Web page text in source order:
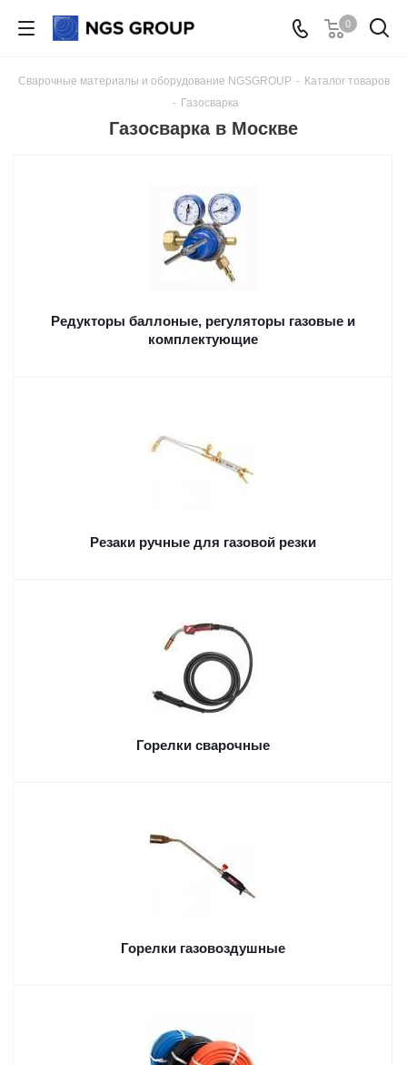
0
Сварочные материалы и оборудование NGSGROUP - Каталог товаров
- Газосварка
Газосварка в Москве
Редукторы баллоные, регуляторы газовые и
комплектующие
Резаки ручные для газовой резки
Горелки сварочные
Горелки газовоздушные